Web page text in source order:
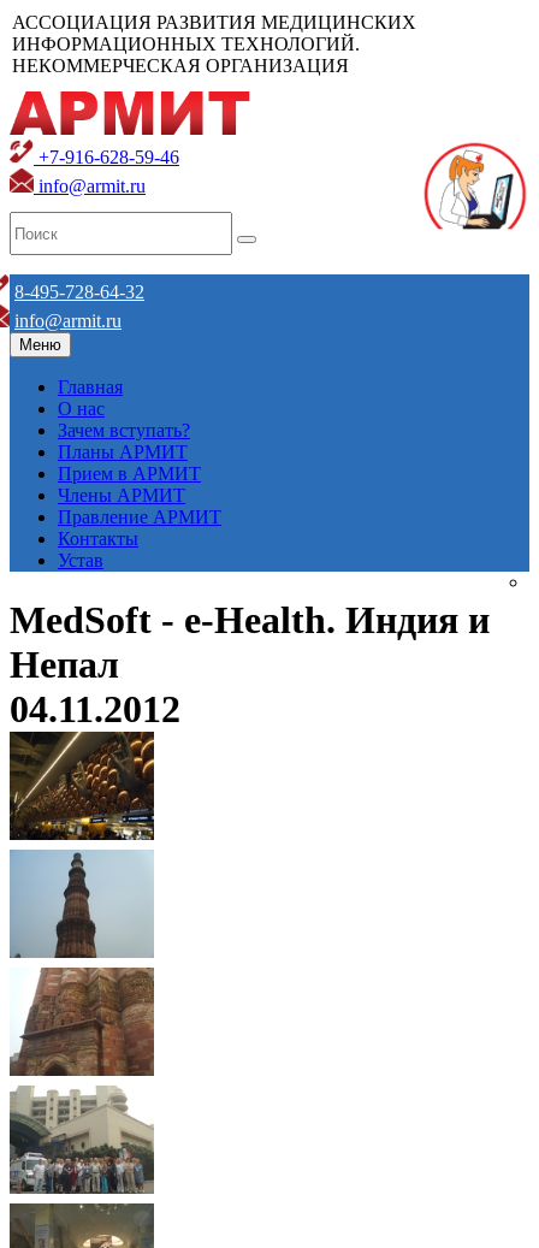
АССОЦИАЦИЯ РАЗВИТИЯ МЕДИЦИНСКИХ
ИНФОРМАЦИОННЫХ ТЕХНОЛОГИЙ.
НЕКОММЕРЧЕСКАЯ ОРГАНИЗАЦИЯ
+7-916-628-59-46
info@armit.ru
8-495-728-64-32
info@armit.ru
Меню
Главная
О нас
Зачем вступать?
Планы АРМИТ
Прием в АРМИТ
Члены АРМИТ
Правление АРМИТ
Контакты
Устав
MedSoft - e-Health. Индия и
Непал
04.11.2012